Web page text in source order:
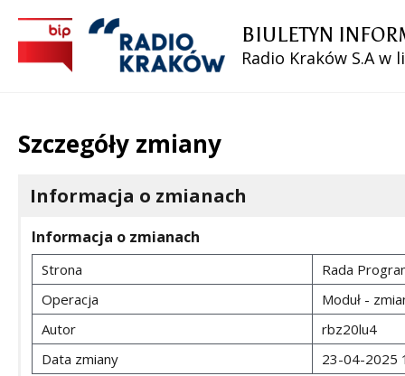
BIULETYN
Radio Kraków S.A w
Szczegóły zmiany
Informacja o zmianach
Informacja o zmianach
Strona
Rada
Operacja
Moduł -
Autor
rbz20lu4
Data zmiany
23-04-2025